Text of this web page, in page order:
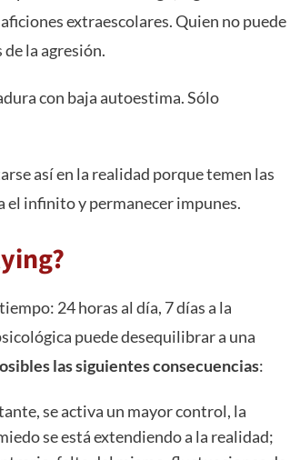
extraescolares. Quien no puede
la agresión.
con baja autoestima. Sólo
así en la realidad porque temen las
el infinito y permanecer impunes.
24 horas al día, 7 días a la
puede desequilibrar a una
las siguientes consecuencias:
se activa un mayor control, la
se está extendiendo a la realidad;